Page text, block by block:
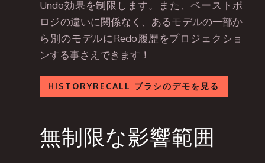
Undo効果を制限します。また、ベーストポ
ロジの違いに関係なく、あるモデルの一部か
ら別のモデルにRedo履歴をプロジェクショ
ンする事さえできます！
HISTORYRECALL ブラシのデモを見る
無制限な影響範囲